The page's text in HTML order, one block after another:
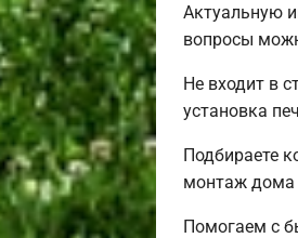
Актуальную
вопросы
Не входит в
установка
Подбираете
монтаж дома
Помогаем с